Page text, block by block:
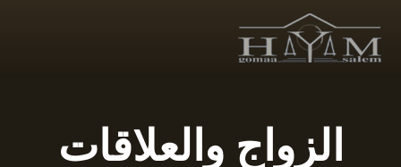
الزواج والعلاقات